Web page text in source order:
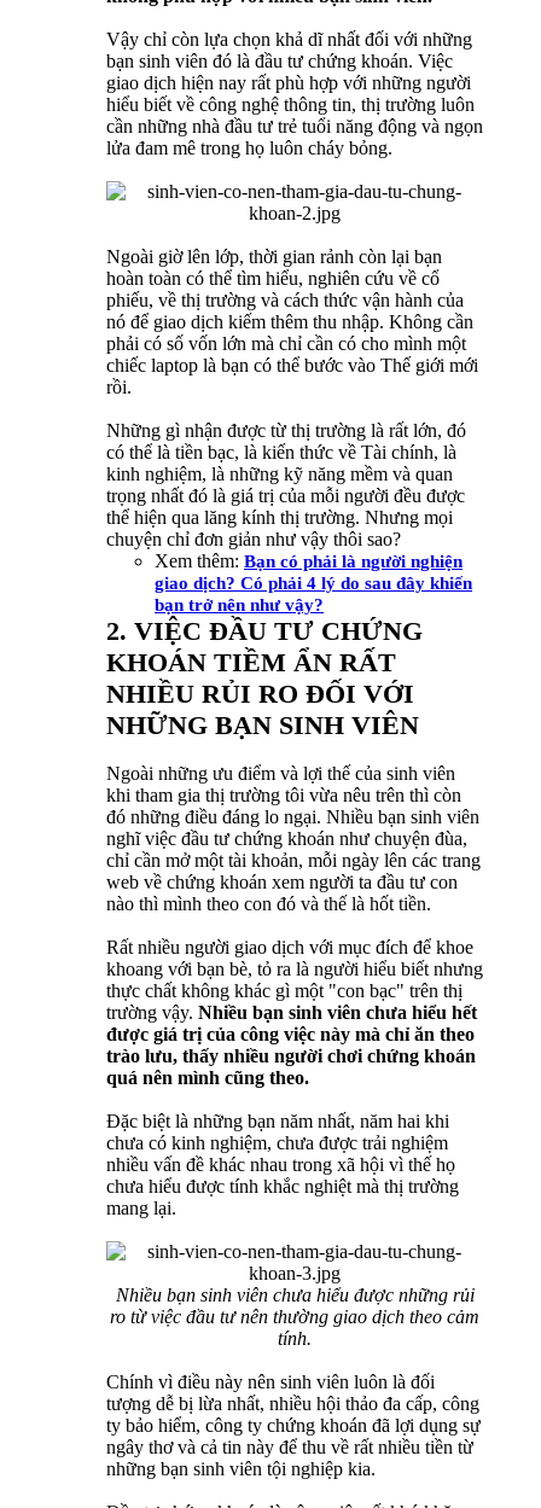
Vậy chỉ còn lựa chọn khả dĩ nhất đối với những
bạn sinh viên đó là đầu tư chứng khoán. Việc
giao dịch hiện nay rất phù hợp với những người
hiểu biết về công nghệ thông tin, thị trường luôn
cần những nhà đầu tư trẻ tuổi năng động và ngọn
lửa đam mê trong họ luôn cháy bỏng.
Ngoài giờ lên lớp, thời gian rảnh còn lại bạn
hoàn toàn có thể tìm hiểu, nghiên cứu về cổ
phiếu, về thị trường và cách thức vận hành của
nó để giao dịch kiếm thêm thu nhập. Không cần
phải có số vốn lớn mà chỉ cần có cho mình một
chiếc laptop là bạn có thể bước vào Thế giới mới
rồi.
Những gì nhận được từ thị trường là rất lớn, đó
có thể là tiền bạc, là kiến thức về Tài chính, là
kinh nghiệm, là những kỹ năng mềm và quan
trọng nhất đó là giá trị của mỗi người đều được
thể hiện qua lăng kính thị trường. Nhưng mọi
chuyện chỉ đơn giản như vậy thôi sao?
Xem thêm: Bạn có phải là người nghiện
giao dịch? Có phải 4 lý do sau đây khiến
bạn trở nên như vậy?
2. VIỆC ĐẦU TƯ CHỨNG
KHOÁN TIỀM ẨN RẤT
NHIỀU RỦI RO ĐỐI VỚI
NHỮNG BẠN SINH VIÊN
Ngoài những ưu điểm và lợi thế của sinh viên
khi tham gia thị trường tôi vừa nêu trên thì còn
đó những điều đáng lo ngại. Nhiều bạn sinh viên
nghĩ việc đầu tư chứng khoán như chuyện đùa,
chỉ cần mở một tài khoản, mỗi ngày lên các trang
web về chứng khoán xem người ta đầu tư con
nào thì mình theo con đó và thế là hốt tiền.
Rất nhiều người giao dịch với mục đích để khoe
khoang với bạn bè, tỏ ra là người hiểu biết nhưng
thực chất không khác gì một "con bạc" trên thị
trường vậy. Nhiều bạn sinh viên chưa hiểu hết
được giá trị của công việc này mà chỉ ăn theo
trào lưu, thấy nhiều người chơi chứng khoán
quá nên mình cũng theo.
Đặc biệt là những bạn năm nhất, năm hai khi
chưa có kinh nghiệm, chưa được trải nghiệm
nhiều vấn đề khác nhau trong xã hội vì thế họ
chưa hiểu được tính khắc nghiệt mà thị trường
mang lại.
Nhiều bạn sinh viên chưa hiểu được những rủi
ro từ việc đầu tư nên thường giao dịch theo cảm
tính.
Chính vì điều này nên sinh viên luôn là đối
tượng dễ bị lừa nhất, nhiều hội thảo đa cấp, công
ty bảo hiểm, công ty chứng khoán đã lợi dụng sự
ngây thơ và cả tin này để thu về rất nhiều tiền từ
những bạn sinh viên tội nghiệp kia.